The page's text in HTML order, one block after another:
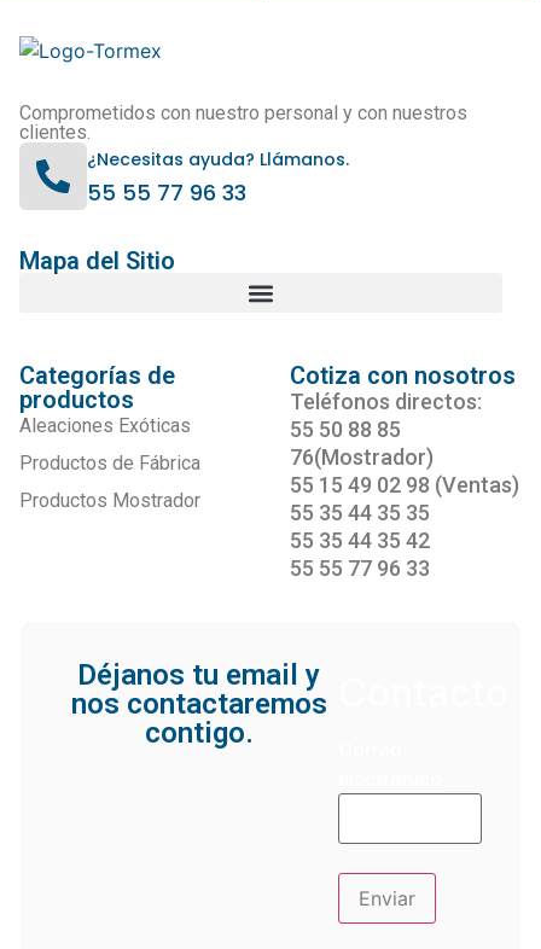
Comprometidos con nuestro personal y con nuestros
clientes.
¿Necesitas ayuda? Llámanos.
55 55 77 96 33
Mapa del Sitio
Categorías de
productos
Aleaciones Exóticas
Productos de Fábrica
Productos Mostrador
Cotiza con nosotros
Teléfonos directos:
55 50 88 85
76(Mostrador)
55 15 49 02 98 (Ventas)
55 35 44 35 35
55 35 44 35 42
55 55 77 96 33
Déjanos tu email y
nos contactaremos
contigo.